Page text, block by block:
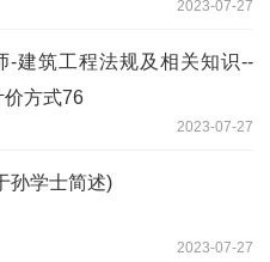
2023-07-27
-建筑工程法规及相关知识--
价方式76
2023-07-27
孙学士简述)
2023-07-27